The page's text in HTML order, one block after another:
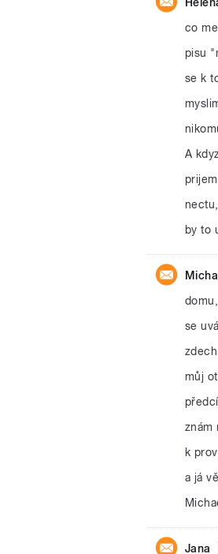
co
pisu
se k
A
by to
se
můj
znám
k
a já
Jana